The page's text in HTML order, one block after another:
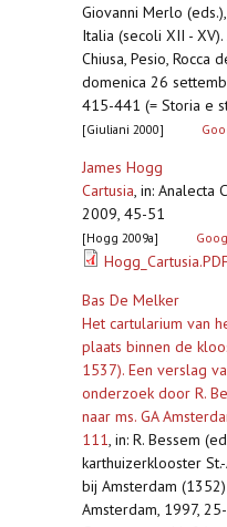
Giovanni Merlo
Italia (secoli XII -
Chiusa, Pesio, Rocca
domenica 26
415-441 (= Storia e
[Giuliani 2000]
James Hogg
Cartusia, in: Analecta
2009, 45-51
[Hogg 2009a]
Bas De Melker
Het cartularium van
plaats binnen de
1537). Een verslag
onderzoek door R.
naar ms. GA
111, in: R. Bessem
karthuizerklooster
bij Amsterdam
Amsterdam, 1997,